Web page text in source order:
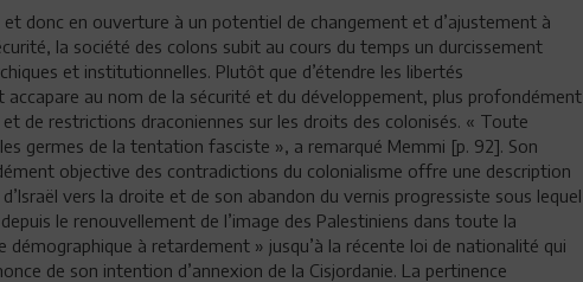
donc en ouverture à un potentiel de changement et d’ajustement à
la société des colons subit au cours du temps un durcissement
et institutionnelles. Plutôt que d’étendre les libertés
accapare au nom de la sécurité et du développement, plus profondément
de restrictions draconiennes sur les droits des colonisés. « Toute
germes de la tentation fasciste », a remarqué Memmi [p. 92]. Son
objective des contradictions du colonialisme offre une description
vers la droite et de son abandon du vernis progressiste sous lequel
le renouvellement de l’image des Palestiniens dans toute la
à retardement » jusqu’à la récente loi de nationalité qui
de son intention d’annexion de la Cisjordanie. La pertinence